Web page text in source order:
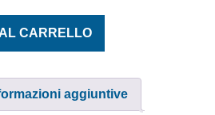
CARRELLO
aggiuntive